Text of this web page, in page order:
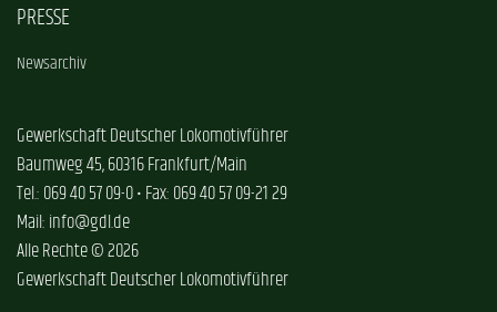
PRESSE
Newsarchiv
Gewerkschaft Deutscher Lokomotivführer
Baumweg 45, 60316 Frankfurt/Main
Tel.: 069 40 57 09-0 • Fax: 069 40 57 09-21 29
Mail: info@gdl.de
Alle Rechte © 2026
Gewerkschaft Deutscher Lokomotivführer